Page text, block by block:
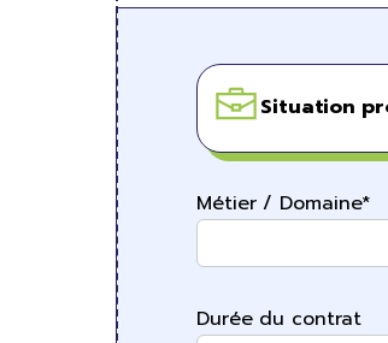
Situation
Métier / Domaine*
Durée du contrat